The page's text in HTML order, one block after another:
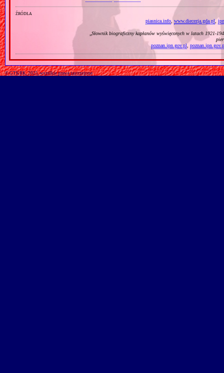
źródła
piasnica.info www.diecezja.gda.pl,
Słownik biograficzny kapłanów wyświęconych w latach
poznan.ipn.gov.pl,
© GTKRK, 2025, wszelkie prawa zastrzeżone